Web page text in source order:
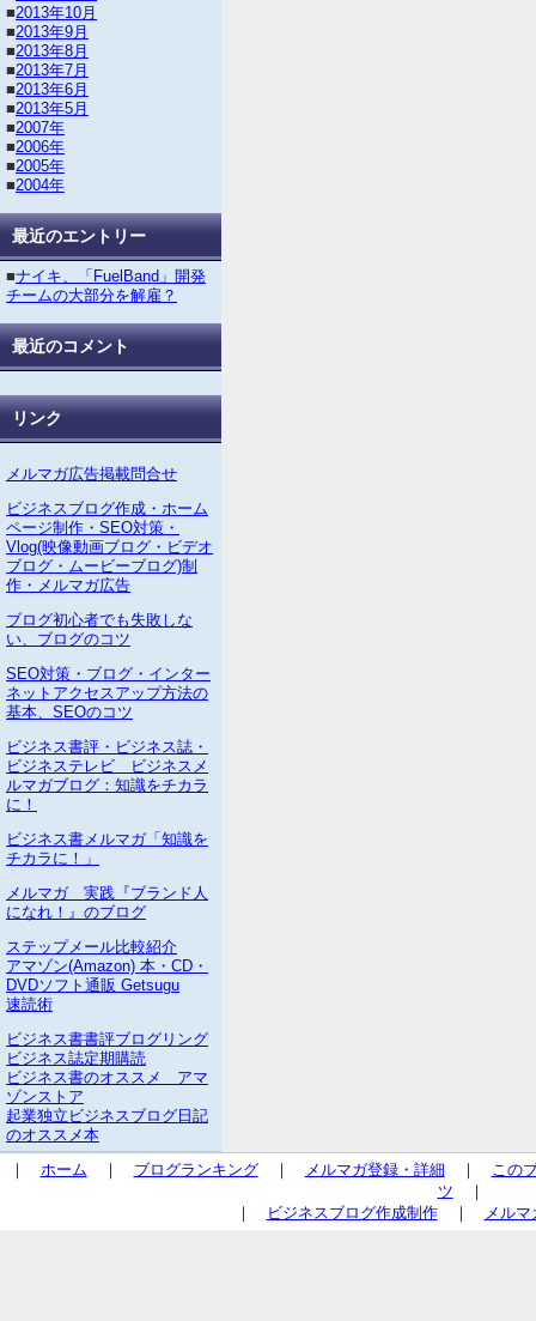
■2013年10月
■2013年9月
■2013年8月
■2013年7月
■2013年6月
■2013年5月
■2007年
■2006年
■2005年
■2004年
最近のエントリー
■ナイキ、「FuelBand」開発
チームの大部分を解雇？
最近のコメント
リンク
メルマガ広告掲載問合せ
ビジネスブログ作成・ホーム
ページ制作・SEO対策・
Vlog(映像動画ブログ・ビデオ
ブログ・ムービーブログ)制
作・メルマガ広告
ブログ初心者でも失敗しな
い、ブログのコツ
SEO対策・ブログ・インター
ネットアクセスアップ方法の
基本、SEOのコツ
ビジネス書評・ビジネス誌・
ビジネステレビ ビジネスメ
ルマガブログ：知識をチカラ
に！
ビジネス書メルマガ「知識を
チカラに！」
メルマガ 実践『ブランド人
になれ！』のブログ
ステップメール比較紹介
アマゾン(Amazon) 本・CD・
DVDソフト通販 Getsugu
速読術
ビジネス書書評ブログリング
ビジネス誌定期購読
ビジネス書のオススメ アマ
ゾンストア
起業独立ビジネスブログ日記
のオススメ本
｜ ホーム ｜ ブログランキング｜ メルマガ登録・詳細 ｜ この
ツ ｜
｜
ビジネスブログ作成制作｜ メル